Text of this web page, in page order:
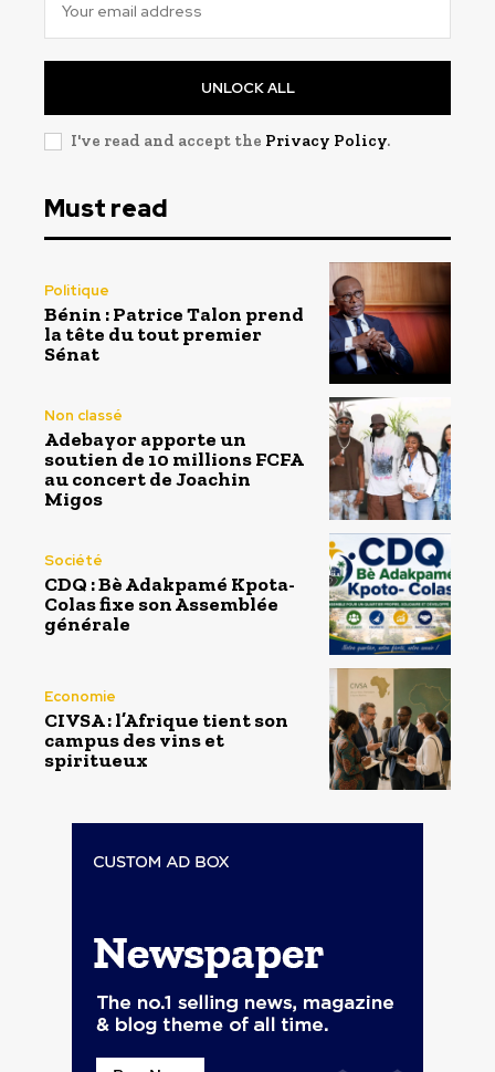
UNLOCK ALL
I've read and accept the Privacy Policy.
Must read
Politique
Bénin : Patrice Talon prend
la tête du tout premier
Sénat
Non classé
Adebayor apporte un
soutien de 10 millions FCFA
au concert de Joachin
Migos
Société
CDQ : Bè Adakpamé Kpota-
Colas fixe son Assemblée
générale
Economie
CIVSA : l’Afrique tient son
campus des vins et
spiritueux